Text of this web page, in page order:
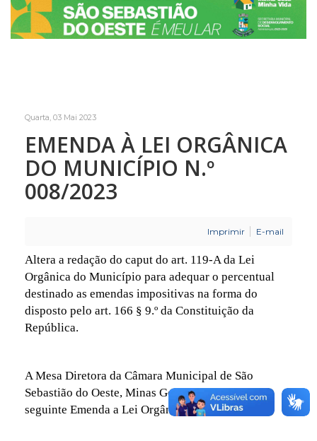
Quarta, 03 Mai 2023
EMENDA À LEI ORGÂNICA
DO MUNICÍPIO N.º
008/2023
Imprimir E-mail
Altera a redação do caput do art. 119-A da Lei
Orgânica do Município para adequar o percentual
destinado as emendas impositivas na forma do
disposto pelo art. 166 § 9.º da Constituição da
República.
A Mesa Diretora da Câmara Municipal de São
Sebastião do Oeste, Minas Gerais, Promulga a
seguinte Emenda a Lei Orgânica: